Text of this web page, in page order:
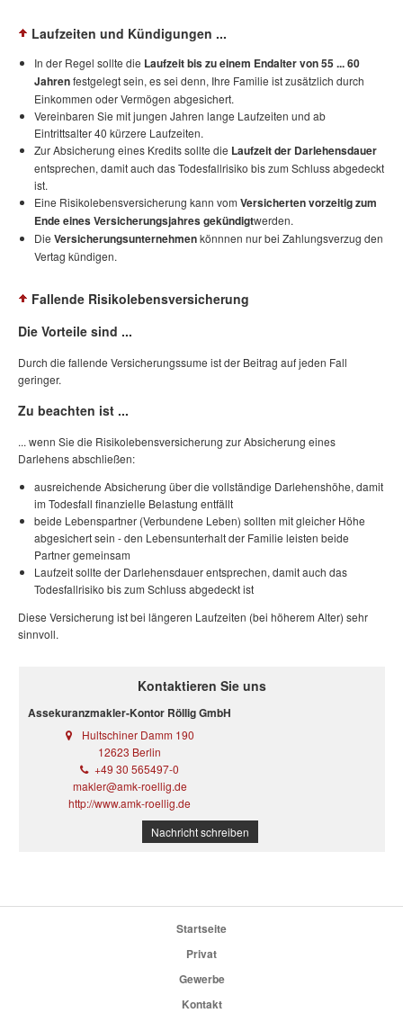
Laufzeiten und Kündigungen ...
In der Regel sollte die Laufzeit bis zu einem Endalter von 55 ... 60
Jahrenfestgelegt sein, es sei denn, Ihre Familie ist zusätzlich durch
Einkommen oder Vermögen abgesichert.
Vereinbaren Sie mit jungen Jahren lange Laufzeiten und ab
Eintrittsalter 40 kürzere Laufzeiten.
Zur Absicherung eines Kredits sollte die Laufzeit der Darlehensdauer
entsprechen, damit auch das Todesfallrisiko bis zum Schluss abgedeckt
ist.
Eine Risikolebensversicherung kann vom Versicherten vorzeitig zum
Ende eines Versicherungsjahres gekündigtwerden.
Die Versicherungsunternehmenkönnnen nur bei Zahlungsverzug den
Vertag kündigen.
Fallende Risikolebensversicherung
Die Vorteile sind ...
Durch die fallende Versicherungssume ist der Beitrag auf jeden Fall
geringer.
Zu beachten ist ...
... wenn Sie die Risikolebensversicherung zur Absicherung eines
Darlehens abschließen:
ausreichende Absicherung über die vollständige Darlehenshöhe, damit
im Todesfall finanzielle Belastung entfällt
beide Lebenspartner (Verbundene Leben) sollten mit gleicher Höhe
abgesichert sein - den Lebensunterhalt der Familie leisten beide
Partner gemeinsam
Laufzeit sollte der Darlehensdauer entsprechen, damit auch das
Todesfallrisiko bis zum Schluss abgedeckt ist
Diese Versicherung ist bei längeren Laufzeiten (bei höherem Alter) sehr
sinnvoll.
Kontaktieren Sie uns
Assekuranzmakler-Kontor Röllig GmbH
Hultschiner Damm 190
12623 Berlin
+49 30 565497-0
makler@amk-roellig.de
http://www.amk-roellig.de
Nachricht schreiben
Startseite
Privat
Gewerbe
Kontakt